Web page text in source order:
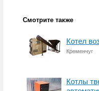
Смотрите также
Котел
Кременчуг
Котлы